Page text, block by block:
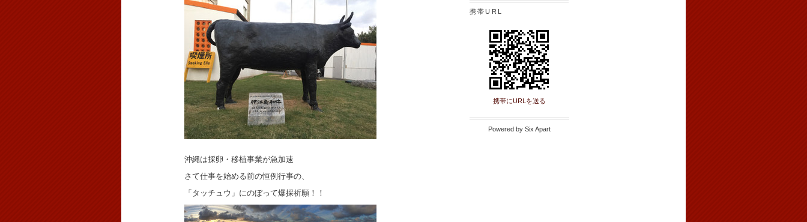
沖縄は採卵・移植事業が急加速
さて仕事を始める前の恒例行事の、
「タッチュウ」にのぼって爆採祈願！！
携帯URL
携帯にURLを送る
Powered by Six Apart